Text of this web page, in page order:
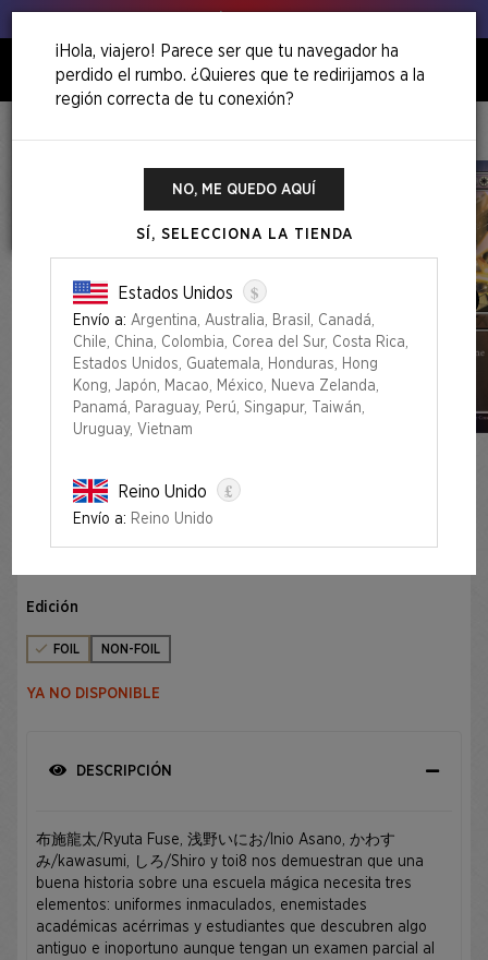
0
MAHŌ GAKUIN SEISHUN HAKUSHO — 魔法学院青春白書
Edición
FOIL NON-FOIL
YA NO DISPONIBLE
DESCRIPCIÓN
布施龍太/Ryuta Fuse, 浅野いにお/Inio Asano, かわす
み/kawasumi, しろ/Shiro y toi8 nos demuestran que una
buena historia sobre una escuela mágica necesita tres
elementos: uniformes inmaculados, enemistades
académicas acérrimas y estudiantes que descubren algo
antiguo e inoportuno aunque tengan un examen parcial al
¡Hola, viajero! Parece ser que tu navegador ha
perdido el rumbo. ¿Quieres que te redirijamos a la
región correcta de tu conexión?
NO, ME QUEDO AQUÍ
SÍ, SELECCIONA LA TIENDA
Estados Unidos $
Envío a: Argentina, Australia, Brasil, Canadá,
Chile, China, Colombia, Corea del Sur, Costa Rica,
Estados Unidos, Guatemala, Honduras, Hong
Kong, Japón, Macao, México, Nueva Zelanda,
Panamá, Paraguay, Perú, Singapur, Taiwán,
Uruguay, Vietnam
Reino Unido £
Envío a: Reino Unido